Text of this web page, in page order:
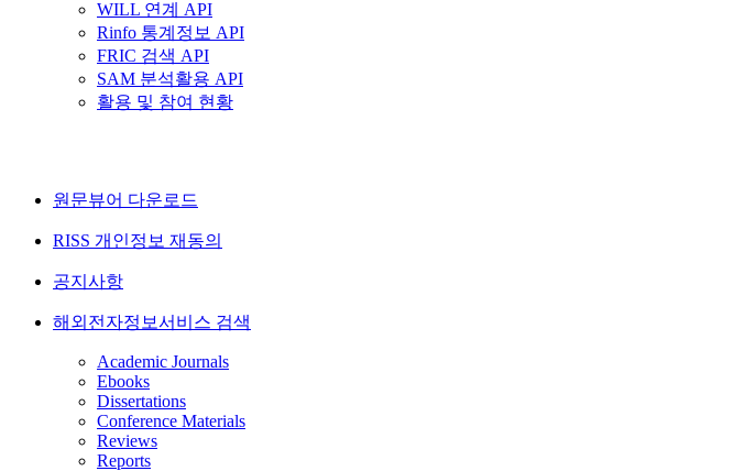
WILL 연계 API
Rinfo 통계정보 API
FRIC 검색 API
SAM 분석활용 API
활용 및 참여 현황
원문뷰어 다운로드
RISS 개인정보 재동의
공지사항
해외전자정보서비스 검색
Academic Journals
Ebooks
Dissertations
Conference Materials
Reviews
Reports